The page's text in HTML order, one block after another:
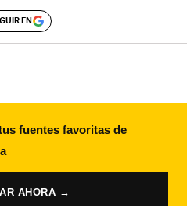
EN
fuentes favoritas de
AHORA →